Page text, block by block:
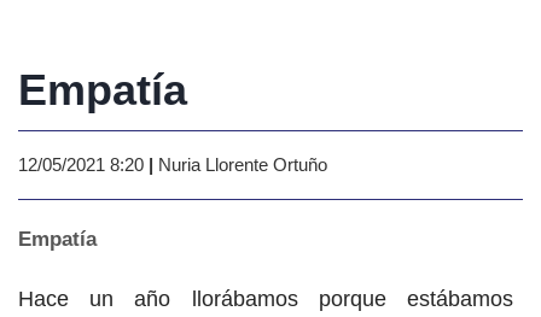
Empatía
12/05/2021 8:20 | Nuria Llorente Ortuño
Empatía
Hace un año llorábamos porque estábamos